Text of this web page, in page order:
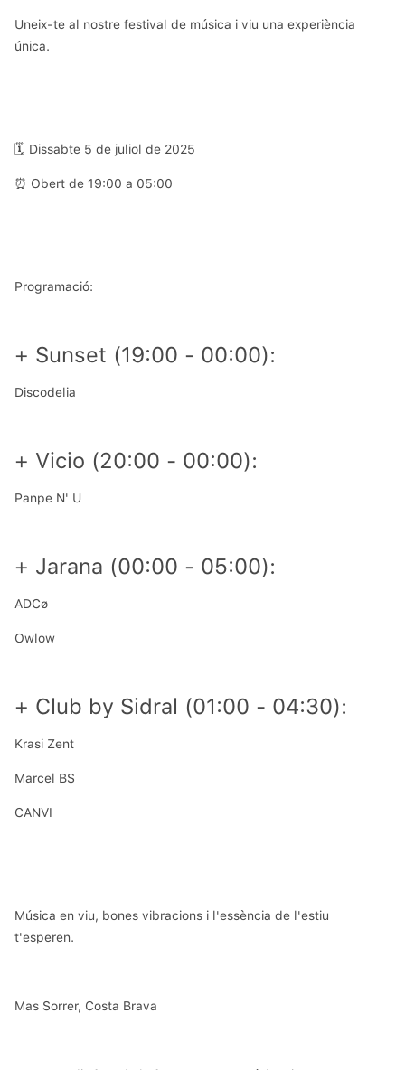
Uneix-te al nostre festival de música i viu una experiència
única.
🗓️ Dissabte 5 de juliol de 2025
⏰ Obert de 19:00 a 05:00
Programació:
+ Sunset (19:00 - 00:00):
Discodelia
+ Vicio (20:00 - 00:00):
Panpe N' U
+ Jarana (00:00 - 05:00):
ADCø
Owlow
+ Club by Sidral (01:00 - 04:30):
Krasi Zent
Marcel BS
CANVI
Música en viu, bones vibracions i l'essència de l'estiu
t'esperen.
Mas Sorrer, Costa Brava